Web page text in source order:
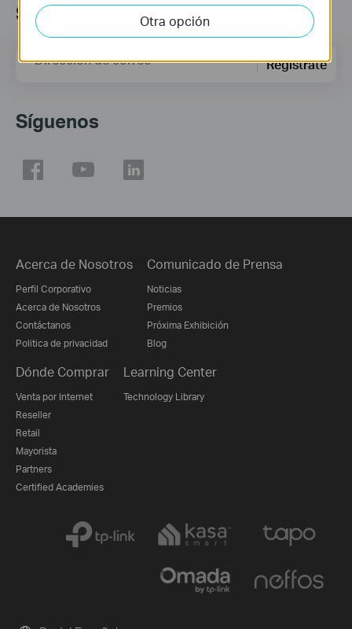
Suscripción
Dirección de correo Regístrate
Síguenos
Acerca de Nosotros
Perfil Corporativo
Acerca de Nosotros
Contáctanos
Politica de privacidad
Comunicado de Prensa
Noticias
Premios
Próxima Exhibición
Blog
Dónde Comprar
Venta por Internet
Reseller
Retail
Mayorista
Partners
Certified Academies
Learning Center
Technology Library
Otra opción